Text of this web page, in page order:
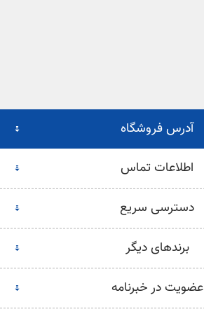
آدرس فروشگاه
اطلاعات تماس
دسترسی سریع
برندهای دیگر
عضویت در خبرنامه